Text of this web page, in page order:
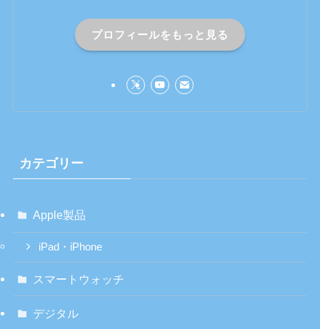
プロフィールをもっと見る
カテゴリー
Apple製品
iPad・iPhone
スマートウォッチ
デジタル